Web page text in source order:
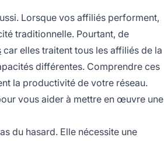
Lorsque vos affiliés performent,
traditionnelle. Pourtant, de
car elles traitent tous les affiliés de la
différentes. Comprendre ces
la productivité de votre réseau.
vous aider à mettre en œuvre une
du hasard. Elle nécessite une